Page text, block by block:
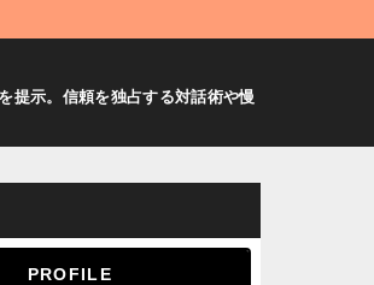
提示。信頼を独占する対話術や慢
PROFILE